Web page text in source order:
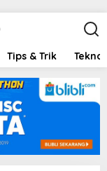
Tips & Trik